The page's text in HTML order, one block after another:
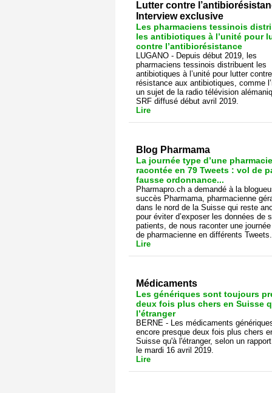
Lutter contre
Interview exclusive
Les pharmaciens tessinois
les antibiotiques à l’unité pour
contre l’antibiorésistance
LUGANO - Depuis début 2019, les
pharmaciens tessinois distribuent les
antibiotiques à l’unité pour lutter
résistance aux antibiotiques, comme
un sujet de la radio télévision
SRF diffusé début avril 2019.
Lire
Blog Pharmama
La journée type d’une
racontée en 79 Tweets : vol de
fausse ordonnance...
Pharmapro.ch a demandé à la
succès Pharmama, pharmacienne
dans le nord de la Suisse qui reste
pour éviter d’exposer les données de
patients, de nous raconter une
de pharmacienne en différents Tweets.
Lire
Médicaments
Les génériques sont toujours
deux fois plus chers en Suisse
l’étranger
BERNE - Les médicaments
encore presque deux fois plus chers
Suisse qu'à l'étranger, selon un
le mardi 16 avril 2019.
Lire